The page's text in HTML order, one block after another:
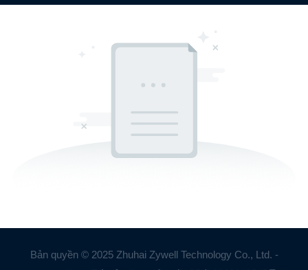
Bản quyền © 2025 Zhuhai Zywell Technology Co., Ltd. -